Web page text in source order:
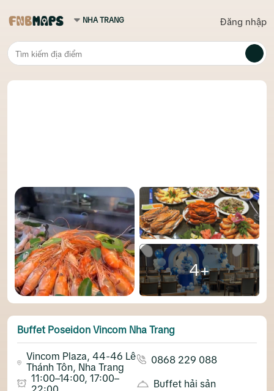
Đăng nhập
4+
Buffet Poseidon Vincom Nha Trang
Vincom Plaza, 44-46 Lê
Thánh Tôn, Nha Trang
0868 229 088
11:00–14:00, 17:00–
Buffet hải sản